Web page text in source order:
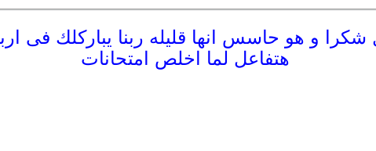
شكرا و هو حاسس انها قليله ربنا يباركلك فى
هتفاعل لما اخلص امتحانات